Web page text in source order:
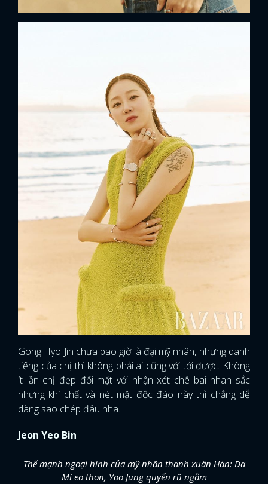
Gong Hyo Jin chưa bao giờ là đại mỹ nhân, nhưng danh
tiếng của chị thì không phải ai cũng với tới được. Không
ít lần chị đẹp đối mặt với nhận xét chê bai nhan sắc
nhưng khí chất và nét mặt độc đáo này thì chẳng dễ
dàng sao chép đâu nha.
Jeon Yeo Bin
Thế mạnh ngoại hình của mỹ nhân thanh xuân Hàn: Da
Mi eo thon, Yoo Jung quyến rũ ngầm